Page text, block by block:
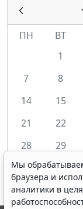
ПН
ВТ
1
7
8
14
15
21
22
28
29
Мы
браузера и
аналитики в